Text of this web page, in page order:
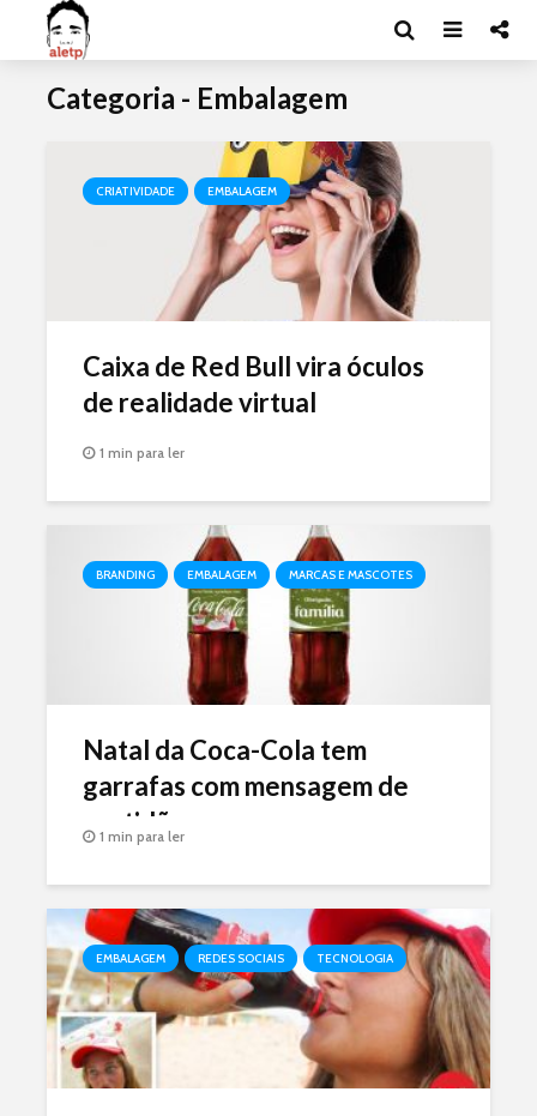
Categoria - Embalagem
CRIATIVIDADE EMBALAGEM
Caixa de Red Bull vira óculos
de realidade virtual
1 min para ler
BRANDING EMBALAGEM MARCAS E MASCOTES
Natal da Coca-Cola tem
garrafas com mensagem de
gratidão
1 min para ler
EMBALAGEM REDES SOCIAIS TECNOLOGIA